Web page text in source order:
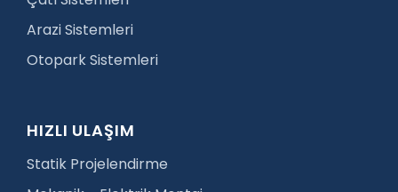
Arazi Sistemleri
Otopark Sistemleri
HIZLI ULAŞIM
Statik Projelendirme